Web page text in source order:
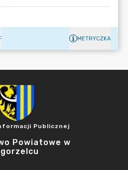
METRYCZKA
Publicznej
Powiatowe w